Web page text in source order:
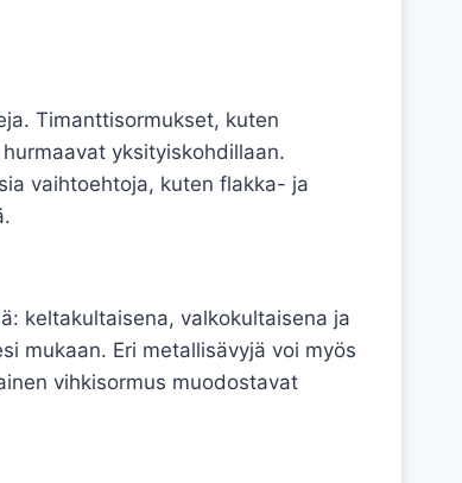
Timanttisormukset, kuten
yksityiskohdillaan.
vaihtoehtoja, kuten flakka- ja
keltakultaisena, valkokultaisena ja
mukaan. Eri metallisävyjä voi myös
vihkisormus muodostavat